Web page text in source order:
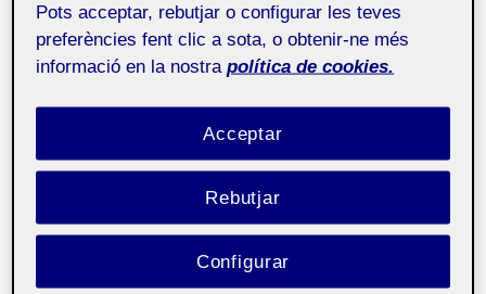
Aunque Opera ha estado en esto desde el principio y el
navegador de escritorio es considerado ampliamente una
aplicación brillante, su adopción es aún limitada y Opera
diseñadores y desarrolladores. Supongo que debe ser muy
porque con frecuencia muestra el uso de prácticas
anticuadas como ‘sniffing’ de navegadores o
tecnologías específicas de navegador. Opera se ha
comprometido mucho con seguir los estándares W3C,
Pots acceptar, rebutjar o configurar les teves
preferències fent clic a sota, o obtenir-ne més
informació en la nostra política de cookies.
Rebutjar
Acceptar
Configurar